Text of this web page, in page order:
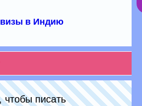
визы в Индию
чтобы писать